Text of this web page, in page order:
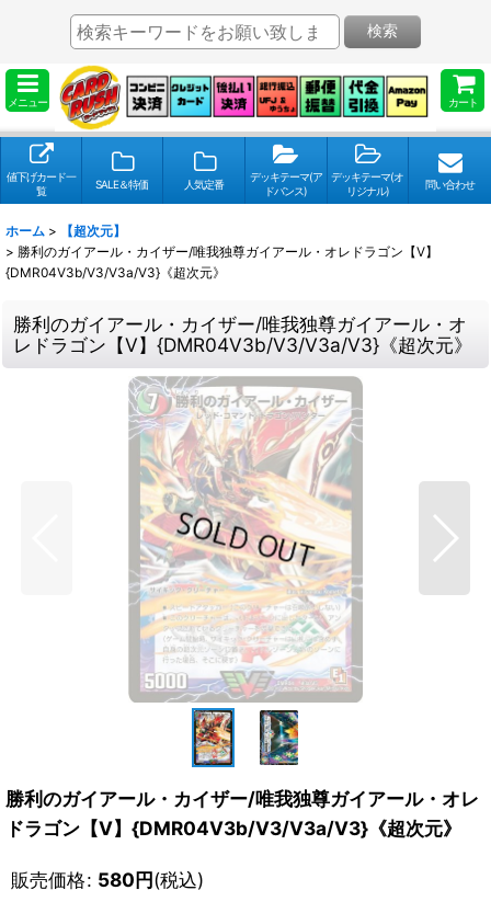
メニュー カート
検索
値下げカード一
覧
SALE＆特価 人気定番
デッキテーマ(ア
ドバンス)
デッキテーマ(オ
リジナル)
問い合わせ
ホーム >
【超次元】
> 勝利のガイアール・カイザー/唯我独尊ガイアール・オレドラゴン【V】
{DMR04V3b/V3/V3a/V3}《超次元》
勝利のガイアール・カイザー/唯我独尊ガイアール・オ
レドラゴン【V】{DMR04V3b/V3/V3a/V3}《超次元》
勝利のガイアール・カイザー/唯我独尊ガイアール・オレ
ドラゴン【V】{DMR04V3b/V3/V3a/V3}《超次元》
販売価格: 580円(税込)